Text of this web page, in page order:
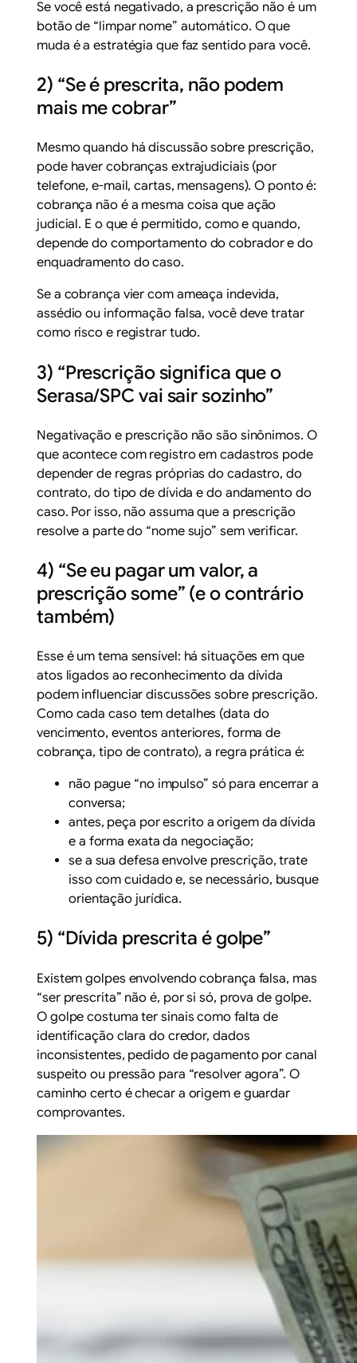
Se você está negativado, a prescrição não é um
botão de “limpar nome” automático. O que
muda é aestratégia que faz sentido para você.
2) “Se é prescrita, não podem
mais me cobrar”
Mesmo quando há discussão sobre prescrição,
pode haver cobranças extrajudiciais (por
telefone, e-mail, cartas, mensagens). O ponto é:
cobrança não é a mesma coisa que ação
judicial. E o que é permitido, como e quando,
depende do comportamento do cobrador e do
enquadramento do caso.
Se a cobrança vier com ameaça indevida,
assédio ou informação falsa, você deve tratar
como risco e registrar tudo.
3) “Prescrição significa que o
Serasa/SPC vai sair sozinho”
Negativação e prescrição não são sinônimos. O
que acontece com registro em cadastros pode
depender de regras próprias do cadastro, do
contrato, do tipo de dívida e do andamento do
caso. Por isso, não assuma que a prescrição
resolve a parte do “nome sujo” sem verificar.
4) “Se eu pagar um valor, a
prescrição some” (e o contrário
também)
Esse é um tema sensível: há situações em que
atos ligados ao reconhecimento da dívida
podem influenciar discussões sobre prescrição.
Como cada caso tem detalhes (data do
vencimento, eventos anteriores, forma de
cobrança, tipo de contrato), a regra prática é:
não pague “no impulso” só para encerrar a
conversa;
antes, peça por escrito a origem da dívida
e a forma exata da negociação;
se a sua defesa envolve prescrição, trate
isso com cuidado e, se necessário, busque
orientação jurídica.
5) “Dívida prescrita é golpe”
Existem golpes envolvendo cobrança falsa, mas
“ser prescrita” não é, por si só, prova de golpe.
O golpe costuma ter sinais como falta de
identificação clara do credor, dados
inconsistentes, pedido de pagamento por canal
suspeito ou pressão para “resolver agora”. O
caminho certo é checar a origem e guardar
comprovantes.